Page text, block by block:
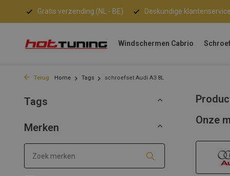
Gratis verzending (NL - BE) Deskundige klantenservice
Windschermen Cabrio
Terug Home Tags schroefset Audi A3 8L
Tags
Merken
Onze